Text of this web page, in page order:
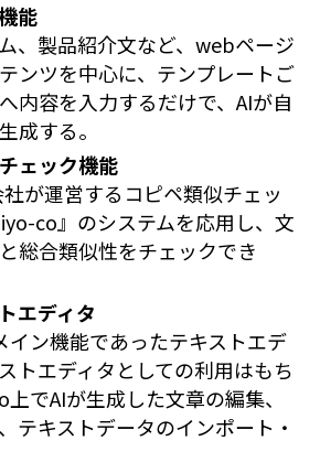
能
、製品紹介文など、webページ
ンツを中心に、テンプレートご
内容を入力するだけで、AIが自
成する。
ェック機能
社が運営するコピペ類似チェッ
co』のシステムを応用し、文
総合類似性をチェックでき
エディタ
ン機能であったテキストエデ
トエディタとしての利用はもち
でAIが生成した文章の編集、
テキストデータのインポート・